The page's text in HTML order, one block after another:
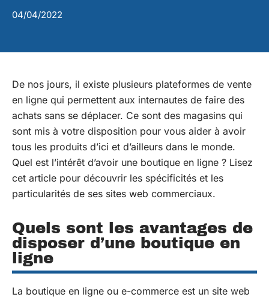
04/04/2022
De nos jours, il existe plusieurs plateformes de vente
en ligne qui permettent aux internautes de faire des
achats sans se déplacer. Ce sont des magasins qui
sont mis à votre disposition pour vous aider à avoir
tous les produits d’ici et d’ailleurs dans le monde.
Quel est l’intérêt d’avoir une boutique en ligne ? Lisez
cet article pour découvrir les spécificités et les
particularités de ses sites web commerciaux.
Quels sont les avantages de
disposer d’une boutique en
ligne
La boutique en ligne ou e-commerce est un site web